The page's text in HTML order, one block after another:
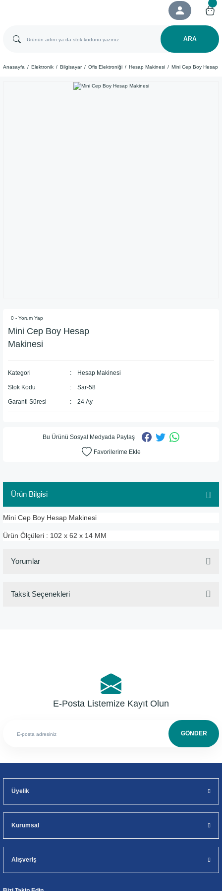
ARA
Anasayfa Elektronik Bilgisayar Ofis Elektroniği Hesap Makinesi Mini Cep Boy Hesap
0 - Yorum Yap
Mini Cep Boy Hesap
Makinesi
Kategori Hesap Makinesi
Stok Kodu Sar-58
Garanti Süresi 24 Ay
Bu Ürünü Sosyal Medyada Paylaş
Ürün Bilgisi
Mini Cep Boy Hesap Makinesi
Ürün Ölçüleri : 102 x 62 x 14 MM
Yorumlar
Taksit Seçenekleri
E-Posta Listemize Kayıt Olun
GÖNDER
Üyelik
Kurumsal
Alışveriş